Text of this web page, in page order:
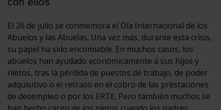
El 26 de julio se conmemora el Día Internacional de los
Abuelos y las Abuelas. Una vez más, durante esta crisis,
su papel ha sido encomiable. En muchos casos, los
abuelos han ayudado económicamente a sus hijos y
nietos, tras la pérdida de puestos de trabajo, de poder
adquisitivo o el retraso en el cobro de las prestaciones
de desempleo o por los ERTE. Pero también muchos se